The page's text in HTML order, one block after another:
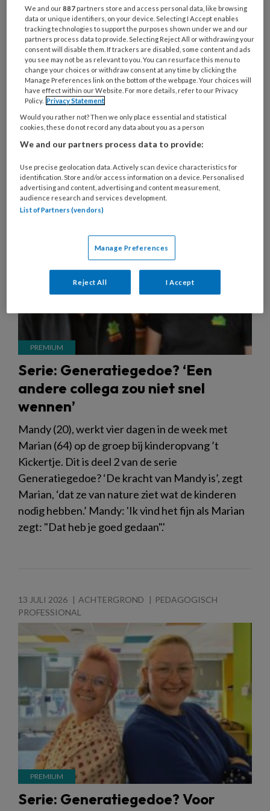
janken’
‘Het plezier samen en het vertrouwen in elkaar
zijn erg waardevol’, zeggen Manon en Janneke
bijna tegelijk. Zij werken bijna 3 jaar samen op de
peutergroep van Partou Kinderopvang. Dit is deel
3 van de serie 'Generatiegedoe?'
20 JULI 2026 ACHTERGROND
PEDAGOGISCH
PROFESSIONAL
Serie: Generatiegedoe? ‘Een
andere collega zou niet snel
wennen’
Mandy (20), werkt vier dagen in de week met
Marian (64) op de groep bij kinderopvang ’t
Kickertje. Dit is deel 2 van de serie
Generatiegedoe? ‘De kracht van Mandy is’, zegt
Marian, ‘dat ze van nature ziet wat de kinderen
nodig hebben.’ Mandy: 'Ik vind het fijn als Marian
zegt: "Dat heb je goed gedaan".'
13 JULI 2026 ACHTERGROND
PEDAGOGISCH
PROFESSIONAL
Serie: Generatiegedoe? Voor
We and our887 partners store and access personal data, like browsing
data or unique identifiers, on your device. Selecting I Accept enables
tracking technologies to support the purposes shown under we and our
partners process data to provide. Selecting Reject All or withdrawing your
consent will disable them. If trackers are disabled, some content and ads
you see may not be as relevant to you. You can resurface this menu to
change your choices or withdraw consent at any time by clicking the
Manage Preferences link on the bottom of the webpage. Your choices will
have effect within our Website. For more details, refer to our Privacy
Policy. Privacy Statement
Would you rather not? Then we only place essential and statistical
cookies, these do not record any data about you as a person
We and our partners process data to provide:
Use precise geolocation data. Actively scan device characteristics for
identification. Store and/or access information on a device. Personalised
advertising and content, advertising and content measurement,
audience research and services development.
List of Partners (vendors)
Manage Preferences
Reject All I Accept